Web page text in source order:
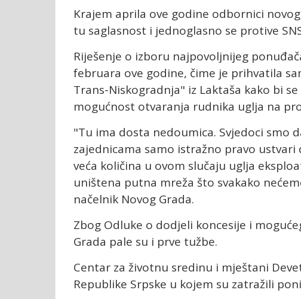
Krajem aprila ove godine odbornici
tu saglasnost i jednoglasno se protive
Riješenje o izboru najpovoljnijeg
februara ove godine, čime je prihvatila
Trans-Niskogradnja" iz Laktaša kako bi
mogućnost otvaranja rudnika uglja na
"Tu ima dosta nedoumica. Svjedoci smo
zajednicama samo istražno pravo
veća količina u ovom slučaju uglja
uništena putna mreža što svakako
načelnik Novog Grada.
Zbog Odluke o dodjeli koncesije i
Grada pale su i prve tužbe.
Centar za životnu sredinu i mještani
Republike Srpske u kojem su zatražili